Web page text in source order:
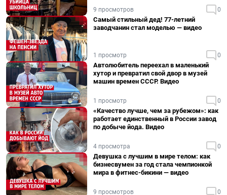
9 просмотров 0
Самый стильный дед! 77-летний
заводчанин стал моделью — видео
1 просмотр 0
Автолюбитель переехал в маленький
хутор и превратил свой двор в музей
машин времен СССР. Видео
1 просмотр 0
«Качество лучше, чем за рубежом»: как
работает единственный в России завод
по добыче йода. Видео
4 просмотра 0
Девушка с лучшим в мире телом: как
бизнесвумен за год стала чемпионкой
мира в фитнес-бикини — видео
9 просмотров 0